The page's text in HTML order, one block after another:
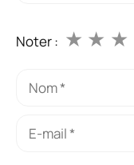
Noter : ★
★
★
Nom